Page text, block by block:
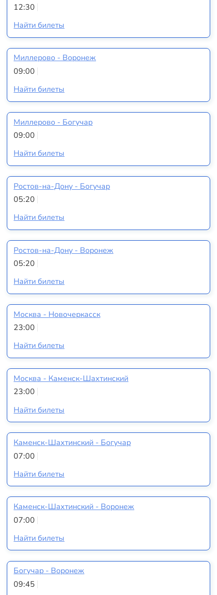
12:30
Найти билеты
Миллерово - Воронеж
09:00
Найти билеты
Миллерово - Богучар
09:00
Найти билеты
Ростов-на-Дону - Богучар
05:20
Найти билеты
Ростов-на-Дону - Воронеж
05:20
Найти билеты
Москва - Новочеркасск
23:00
Найти билеты
Москва - Каменск-Шахтинский
23:00
Найти билеты
Каменск-Шахтинский - Богучар
07:00
Найти билеты
Каменск-Шахтинский - Воронеж
07:00
Найти билеты
Богучар - Воронеж
09:45